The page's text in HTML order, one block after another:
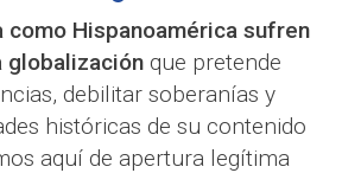
como Hispanoamérica sufren
globalización que pretende
debilitar soberanías y
históricas de su contenido
aquí de apertura legítima